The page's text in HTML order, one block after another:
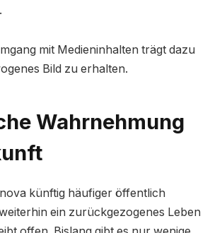
mit Medieninhalten trägt dazu
Bild zu erhalten.
Wahrnehmung
künftig häufiger öffentlich
ein zurückgezogenes Leben